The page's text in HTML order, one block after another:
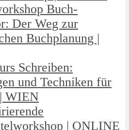
Buch-
Der Weg zur
Buchplanung |
Schreiben:
und Techniken für
WIEN
| ONLINE